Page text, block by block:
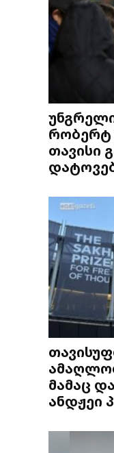
რობერტ
თავისი
მამაც
ანდჟეი